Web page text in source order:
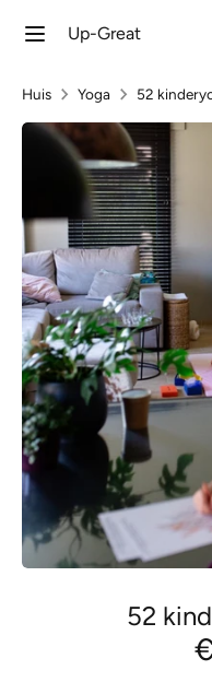
naar
Up-Great
Zoek
onze
winkel
Zoeken
Zoek
in
onze
winkel
Huis Yoga 52
52